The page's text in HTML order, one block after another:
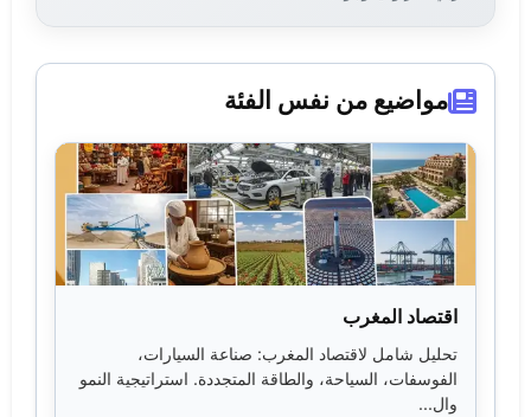
مواضيع من نفس الفئة
اقتصاد المغرب
تحليل شامل لاقتصاد المغرب: صناعة السيارات،
الفوسفات، السياحة، والطاقة المتجددة. استراتيجية النمو
وال...